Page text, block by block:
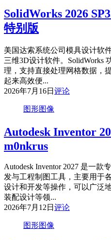
SolidWorks 2026
特别版
美国达索系统公司模具设计软
三维3D设计软件。SolidWorks
理，支持直接处理网格数据，
起来高效便...
2026年7月16日 评论
图形图像
Autodesk Inventor
m0nkrus
Autodesk Inventor 2027 是一
发与工程制图工具，主要用于
设计和开发等操作，可以广泛
装配设计等领...
2026年7月12日 评论
图形图像